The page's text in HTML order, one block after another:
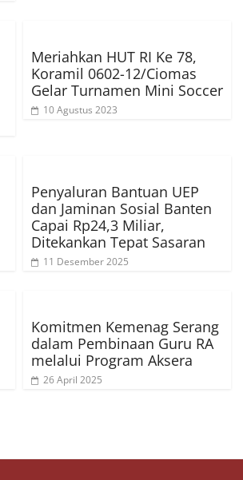
Meriahkan HUT RI Ke 78,
Koramil 0602-12/Ciomas
Gelar Turnamen Mini Soccer
10 Agustus 2023
Penyaluran Bantuan UEP
dan Jaminan Sosial Banten
Capai Rp24,3 Miliar,
Ditekankan Tepat Sasaran
11 Desember 2025
Komitmen Kemenag Serang
dalam Pembinaan Guru RA
melalui Program Aksera
26 April 2025